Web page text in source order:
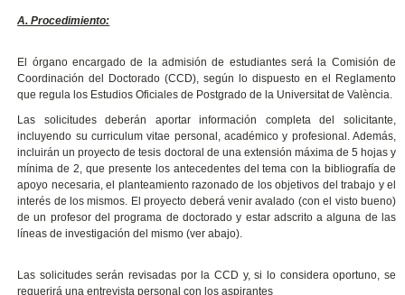
A. Procedimiento:
El órgano encargado de la admisión de estudiantes será la Comisión de
Coordinación del Doctorado (CCD), según lo dispuesto en el Reglamento
que regula los Estudios Oficiales de Postgrado de la Universitat de València.
Las solicitudes deberán aportar información completa del solicitante,
incluyendo su curriculum vitae personal, académico y profesional. Además,
incluirán un proyecto de tesis doctoral de una extensión máxima de 5 hojas y
mínima de 2, que presente los antecedentes del tema con la bibliografía de
apoyo necesaria, el planteamiento razonado de los objetivos del trabajo y el
interés de los mismos. El proyecto deberá venir avalado (con el visto bueno)
de un profesor del programa de doctorado y estar adscrito a alguna de las
líneas de investigación del mismo (ver abajo).
Las solicitudes serán revisadas por la CCD y, si lo considera oportuno, se
requerirá una entrevista personal con los aspirantes